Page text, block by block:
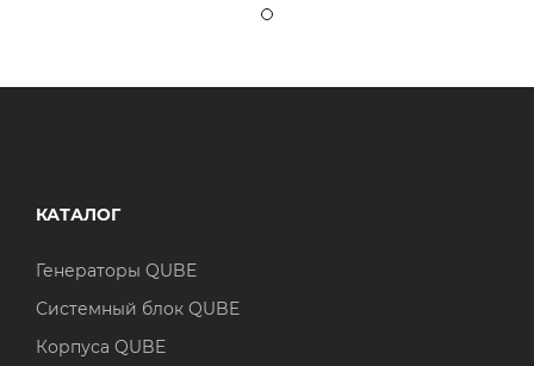
КАТАЛОГ
Генераторы QUBE
Системный блок QUBE
Корпуса QUBE